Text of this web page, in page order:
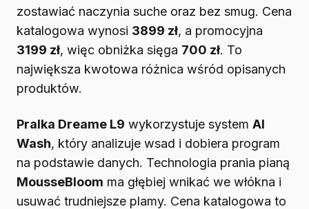
zostawiać naczynia suche oraz bez smug. Cena
katalogowa wynosi 3899 zł, a promocyjna
3199 zł, więc obniżka sięga 700 zł. To
największa kwotowa różnica wśród opisanych
produktów.
Pralka Dreame L9 wykorzystuje system AI
Wash, który analizuje wsad i dobiera program
na podstawie danych. Technologia prania pianą
MousseBloom ma głębiej wnikać we włókna i
usuwać trudniejsze plamy. Cena katalogowa to